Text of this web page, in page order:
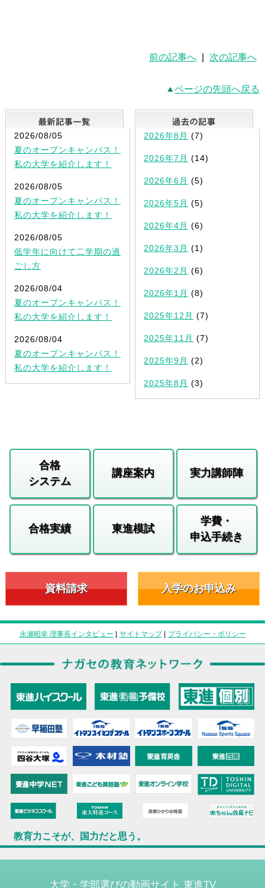
前の記事へ 次の記事へ
ページの先頭へ戻る
最新記事一覧
2026/08/05
夏のオープンキャンパス！
私の大学を紹介します！
2026/08/05
夏のオープンキャンパス！
私の大学を紹介します！
2026/08/05
低学年に向けて二学期の過
ごし方
2026/08/04
夏のオープンキャンパス！
私の大学を紹介します！
2026/08/04
夏のオープンキャンパス！
私の大学を紹介します！
2026年8月 (7)
2026年7月 (14)
2026年6月 (5)
2026年5月 (5)
2026年4月 (6)
2026年3月 (1)
2026年2月 (6)
2026年1月 (8)
2025年12月 (7)
2025年11月 (7)
2025年9月 (2)
2025年8月 (3)
合格
システム
講座案内 実力講師陣
合格実績 東進模試
学費・
申込手続き
資料請求 入学のお申込み
永瀬昭幸 理事長インタビュー | サイトマップ| プライバシー・ポリシー
教育力こそが、国力だと思う。
大学・学部選びの動画サイト 東進TV